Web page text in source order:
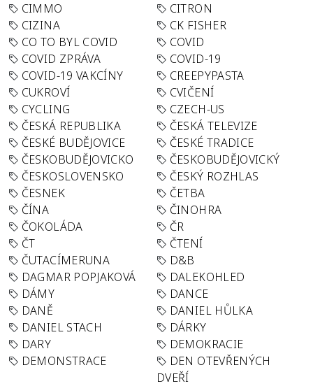
CIMMO
CITRON
CIZINA
CK FISHER
CO TO BYL COVID
COVID
COVID ZPRÁVA
COVID-19
COVID-19 VAKCÍNY
CREEPYPASTA
CUKROVÍ
CVIČENÍ
CYCLING
CZECH-US
ČESKÁ REPUBLIKA
ČESKÁ TELEVIZE
ČESKÉ BUDĚJOVICE
ČESKÉ TRADICE
ČESKOBUDĚJOVICKO
ČESKOBUDĚJOVICKÝ
ČESKOSLOVENSKO
ČESKÝ ROZHLAS
ČESNEK
ČETBA
ČÍNA
ČINOHRA
ČOKOLÁDA
ČR
ČT
ČTENÍ
ČUTACÍMERUNA
D&B
DAGMAR POPJAKOVÁ
DALEKOHLED
DÁMY
DANCE
DANĚ
DANIEL HŮLKA
DANIEL STACH
DÁRKY
DARY
DEMOKRACIE
DEMONSTRACE
DEN OTEVŘENÝCH
DVEŘÍ